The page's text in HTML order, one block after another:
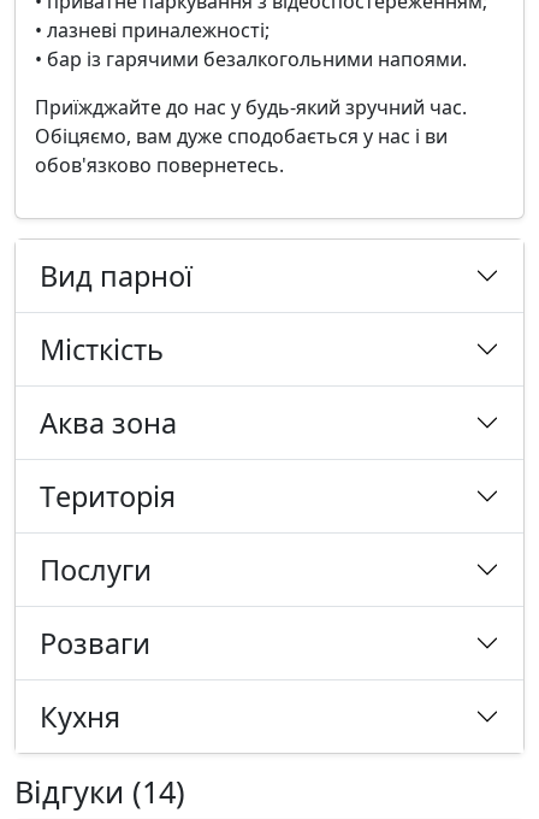
• лазневі приналежності;
• бар із гарячими безалкогольними напоями.
Приїжджайте до нас у будь-який зручний час.
Обіцяємо, вам дуже сподобається у нас і ви
обов'язково повернетесь.
Вид парної
Місткість
Аква зона
Tериторія
Послуги
Розваги
Кухня
Відгуки (14)